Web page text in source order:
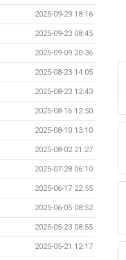
2025-09-29 18:16
2025-09-23 08:45
2025-09-09 20:36
2025-08-23 14:05
2025-08-23 12:43
2025-08-16 12:50
2025-08-10 13:10
2025-08-02 21:27
2025-07-28 06:10
2025-06-17 22:55
2025-06-05 08:52
2025-05-23 08:55
2025-05-21 12:17